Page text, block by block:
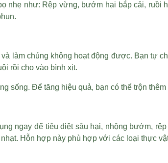
như: Rệp vừng, bướm hại bắp cải, ruồi
làm chúng không hoạt động được. Bạn tự
rồi cho vào bình xịt.
sống. Để tăng hiệu quả, bạn có thể trộn
ngay để tiêu diệt sâu hại, nhộng bướm,
Hỗn hợp này phù hợp với các loại thực